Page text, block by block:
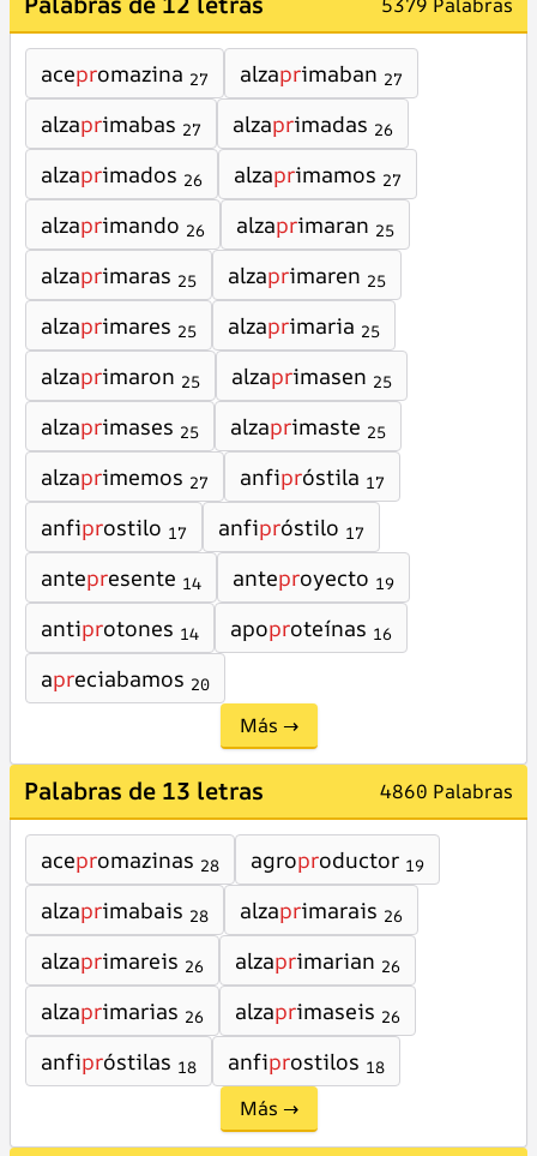
acepromazina 27 alzaprimaban 27
alzaprimabas 27 alzaprimadas 26
alzaprimados 26 alzaprimamos 27
alzaprimando 26 alzaprimaran 25
alzaprimaras 25 alzaprimaren 25
alzaprimares 25 alzaprimaria 25
alzaprimaron 25 alzaprimasen 25
alzaprimases 25 alzaprimaste 25
alzaprimemos 27 anfipróstila 17
anfiprostilo 17 anfipróstilo 17
antepresente 14 anteproyecto 19
antiprotones 14 apoproteínas 16
apreciabamos 20
Más →
Palabras de 13 letras 4860 Palabras
acepromazinas 28 agroproductor 19
alzaprimabais 28 alzaprimarais 26
alzaprimareis 26 alzaprimarian 26
alzaprimarias 26 alzaprimaseis 26
anfipróstilas 18 anfiprostilos 18
Más →